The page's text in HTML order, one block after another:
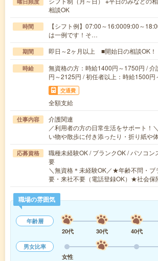
相談OK
時間
【シフト例】07:00～16:0009:00～
は一例です！そ…
期間 即日～2ヶ月以上 ■開始日の相談OK！
時給
無資格の方：時給1400円～1750円 / 介
円～2125円 / 初任者以上：時給1500円
交通費
全額支給
仕事内容
介護関連
／利用者の方の日常生活をサポート
い物や散歩に付き添ったり・折り紙や
応募資格
職種未経験OK / ブランクOK / パソコン
要
＼無資格＊未経験OK／★年齢不問・
要・来社不要（電話登録OK）★社会
職場の雰囲気
年齢層
20代
30代 40代
男女比率
女性